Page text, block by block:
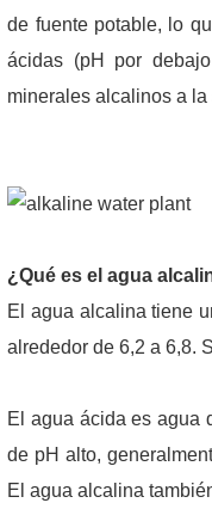
de fuente potable, lo
ácidas (pH por
minerales alcalinos a
¿Qué es el agua
El agua alcalina tiene
alrededor de 6,2 a 6,8.
El agua ácida es agua
de pH alto,
El agua alcalina